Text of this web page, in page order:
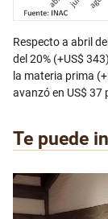
Respecto a abril
del 20% (+US$
la materia prima
avanzó en US$ 37
Te puede